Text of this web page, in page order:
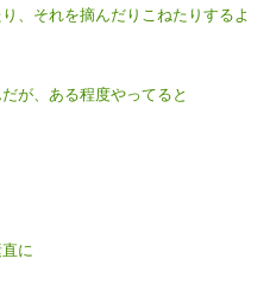
、それを摘んだりこねたりするよ
が、ある程度やってると
に